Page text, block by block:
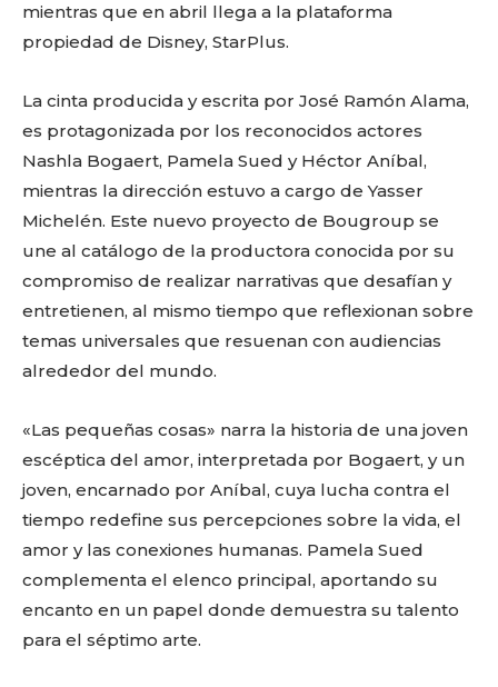
mientras que en abril llega a la plataforma
propiedad de Disney, StarPlus.
La cinta producida y escrita por José Ramón Alama,
es protagonizada por los reconocidos actores
Nashla Bogaert, Pamela Sued y Héctor Aníbal,
mientras la dirección estuvo a cargo de Yasser
Michelén. Este nuevo proyecto de Bougroup se
une al catálogo de la productora conocida por su
compromiso de realizar narrativas que desafían y
entretienen, al mismo tiempo que reflexionan sobre
temas universales que resuenan con audiencias
alrededor del mundo.
«Las pequeñas cosas» narra la historia de una joven
escéptica del amor, interpretada por Bogaert, y un
joven, encarnado por Aníbal, cuya lucha contra el
tiempo redefine sus percepciones sobre la vida, el
amor y las conexiones humanas. Pamela Sued
complementa el elenco principal, aportando su
encanto en un papel donde demuestra su talento
para el séptimo arte.